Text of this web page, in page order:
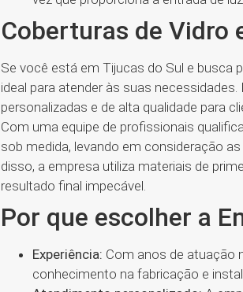
Coberturas de Vidro
Se você está em Tijucas do Sul e busca
ideal para atender às suas
personalizadas e de alta qualidade para
Com uma equipe de profissionais
sob medida, levando em consideração
disso, a empresa utiliza materiais de
resultado final impecável.
Por que escolher a
Experiência: Com anos de atuação
conhecimento na fabricação e